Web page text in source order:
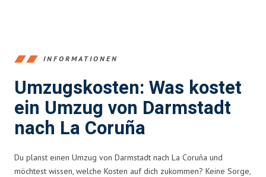
INFORMATIONEN
Umzugskosten: Was kostet
ein Umzug von Darmstadt
nach La Coruña
Du planst einen Umzug von Darmstadt nach La Coruña und
möchtest wissen, welche Kosten auf dich zukommen? Keine Sorge,